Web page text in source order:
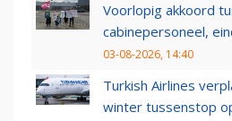
Voorlopig akkoord
cabinepersoneel,
03-08-2026, 14:40
Turkish Airlines
winter tussenstop